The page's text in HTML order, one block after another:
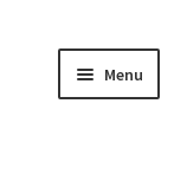
Menu